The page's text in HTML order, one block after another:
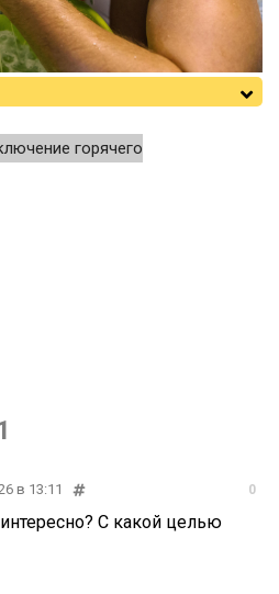
горячего
в 13:11 0
С какой целью